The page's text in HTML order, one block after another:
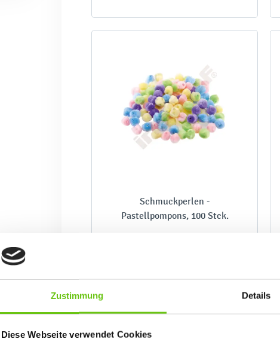
Zustimmung Details
Diese Webseite verwendet Cookies
Schmuckperlen -
Pastellpompons, 100 Stck.
4,90 €